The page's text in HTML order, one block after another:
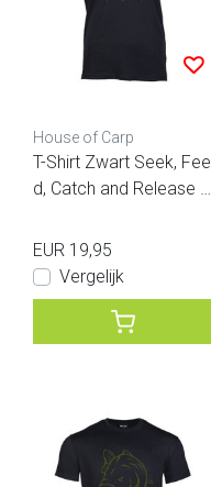
House of Carp
T-Shirt Zwart Seek, Fee
d, Catch and Release A
EUR 19,95
Vergelijk